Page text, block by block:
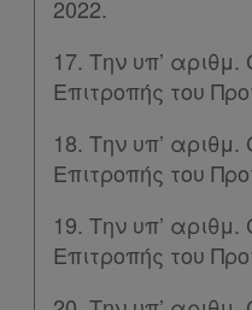
2022.
17. Την υπ’
Επιτροπής του
18. Την υπ’
Επιτροπής του
19. Την υπ’
Επιτροπής του